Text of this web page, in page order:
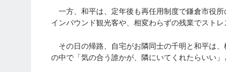
一方、和平は、定年後も再任用制度で鎌倉市役
インバウンド観光客や、相変わらずの残業でスト
その日の帰路、自宅がお隣同士の千明と和平は
の中で「気の合う誰かが、隣にいてくれたらいい